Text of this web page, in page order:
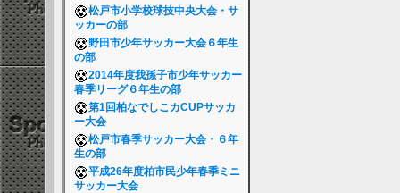
松戸市小学校球技中央大会・サ
ッカーの部
野田市少年サッカー大会６年生
の部
2014年度我孫子市少年サッカー
春季リーグ６年生の部
第1回柏なでしこカCUPサッカ
ー大会
松戸市春季サッカー大会・６年
生の部
平成26年度柏市民少年春季ミニ
サッカー大会